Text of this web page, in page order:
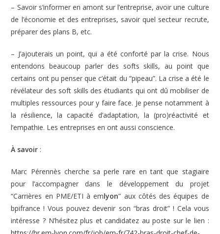
– Savoir s’informer en amont sur l’entreprise, avoir une culture
de l’économie et des entreprises, savoir quel secteur recrute,
préparer des plans B, etc.
– J’ajouterais un point, qui a été conforté par la crise. Nous
entendons beaucoup parler des softs skills, au point que
certains ont pu penser que c’était du “pipeau”. La crise a été le
révélateur des soft skills des étudiants qui ont dû mobiliser de
multiples ressources pour y faire face. Je pense notamment à
la résilience, la capacité d’adaptation, la (pro)réactivité et
l’empathie. Les entreprises en ont aussi conscience.
À savoir :
Marc Pérennès cherche sa perle rare en tant que stagiaire
pour l’accompagner dans le développement du projet
“Carrières en PME/ETI à emlyon” aux côtés des équipes de
bpifrance ! Vous pouvez devenir son “bras droit” ! Cela vous
intéresse ? N’hésitez plus et candidatez au poste sur le lien :